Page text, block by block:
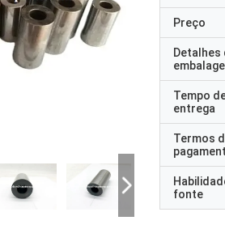
Preço
Detalhes
Tempo
entrega
Termos
fonte